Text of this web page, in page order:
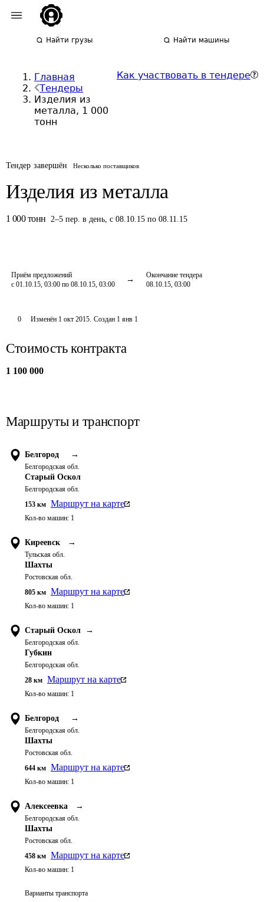
Найти грузы Найти машины
Главная
Тендеры
Изделия из
металла, 1 000
тонн
Как участвовать в тендере
Тендер завершён Несколько поставщиков
Изделия из металла
1 000 тонн 2–5 пер. в день, с 08.10.15 по 08.11.15
Приём предложений
с 01.10.15, 03:00 по 08.10.15, 03:00
Окончание тендера
08.10.15, 03:00
0 Изменён 1 окт 2015. Создан 1 янв 1
Стоимость контракта
1 100 000
Маршруты и транспорт
Белгород →
Белгородская обл.
Старый Оскол
Белгородская обл.
153 км Маршрут на карте
Кол-во машин: 1
Киреевск →
Тульская обл.
Шахты
Ростовская обл.
805 км Маршрут на карте
Кол-во машин: 1
Старый Оскол →
Белгородская обл.
Губкин
Белгородская обл.
28 км Маршрут на карте
Кол-во машин: 1
Белгород →
Белгородская обл.
Шахты
Ростовская обл.
644 км Маршрут на карте
Кол-во машин: 1
Алексеевка →
Белгородская обл.
Шахты
Ростовская обл.
458 км Маршрут на карте
Кол-во машин: 1
Варианты транспорта